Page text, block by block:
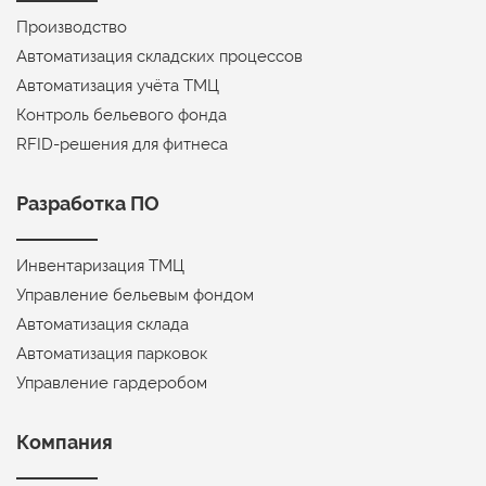
Производство
Автоматизация складских процессов
Автоматизация учёта ТМЦ
Контроль бельевого фонда
RFID-решения для фитнеса
Разработка ПО
Инвентаризация ТМЦ
Управление бельевым фондом
Автоматизация склада
Автоматизация парковок
Управление гардеробом
Компания